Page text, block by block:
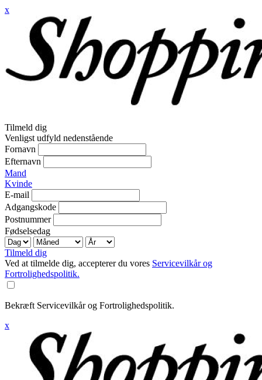
x
Tilmeld dig
Venligst udfyld nedenstående
Fornavn
Efternavn
Mand
Kvinde
E-mail
Adgangskode
Postnummer
Fødselsedag
Tilmeld dig
Ved at tilmelde dig, accepterer du vores Servicevilkår og
Fortrolighedspolitik.
Bekræft Servicevilkår og Fortrolighedspolitik.
x